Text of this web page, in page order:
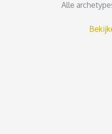
Alle